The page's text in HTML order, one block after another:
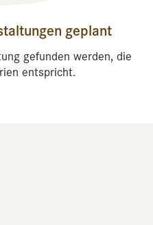
geplant
gefunden werden, die
entspricht.